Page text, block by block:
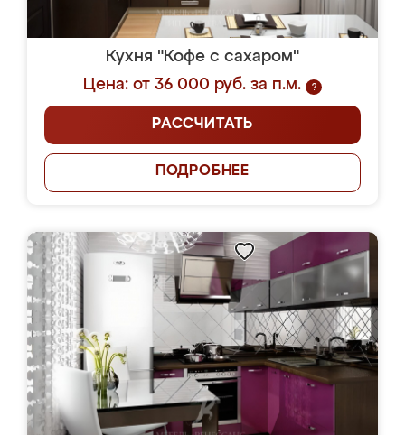
Кухня "Кофе с сахаром"
Цена: от 36 000 руб. за п.м.
?
РАССЧИТАТЬ
ПОДРОБНЕЕ